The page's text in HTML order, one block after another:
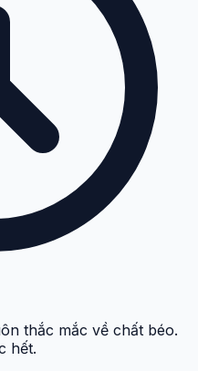
thắc mắc về chất béo.
hết.